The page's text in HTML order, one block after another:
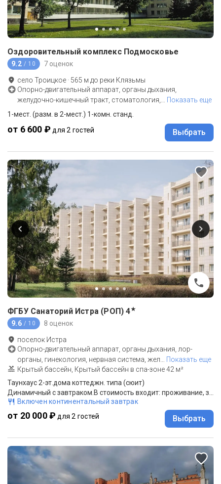
Оздоровительный комплекс Подмосковье
9.2 / 10 7 оценок
село Троицкое · 565 м до реки Клязьмы
Опорно-двигательный аппарат, органы дыхания,
желудочно-кишечный тракт, стоматология,… Показать еще
1-мест. (разм. в 2-мест.) 1-комн. станд.
от 6 600 ₽ для 2 гостей Выбрать
ФГБУ Санаторий Истра (РОП) 4★
9.6 / 10 8 оценок
поселок Истра
Опорно-двигательный аппарат, органы дыхания, лор-
органы, гинекология, нервная система, жел
Показать еще
Крытый бассейн, Крытый бассейн в спа-зоне 42 м²
Таунхаус 2-эт.дома коттеджн. типа (сюит)
Включен континентальный завтрак
от 20 000 ₽ для 2 гостей Выбрать